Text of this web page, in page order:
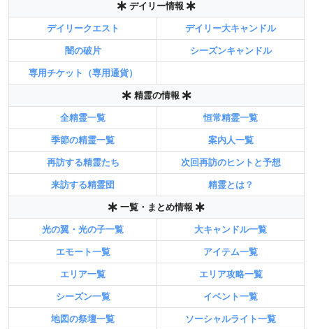
デイリー情報
デイリークエスト デイリー大キャンドル
闇の破片 シーズンキャンドル
専用チケット（専用通貨）
精霊の情報
全精霊一覧 恒常精霊一覧
季節の精霊一覧 案内人一覧
再訪する精霊たち 次回再訪のヒントと予想
来訪する精霊団 精霊とは？
一覧・まとめ情報
光の翼・光の子一覧 大キャンドル一覧
エモート一覧 アイテム一覧
エリア一覧 エリア攻略一覧
シーズン一覧 イベント一覧
地図の祭壇一覧 ソーシャルライト一覧